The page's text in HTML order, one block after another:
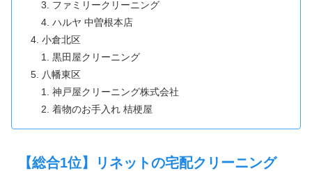
ファミリークリーニング
ハルヤ 中曽根本店
小倉北区
黒田屋クリーニング
八幡東区
神戸屋クリーニング株式会社
着物のお手入れ 桔梗屋
【総合1位】リネットの宅配クリーニング